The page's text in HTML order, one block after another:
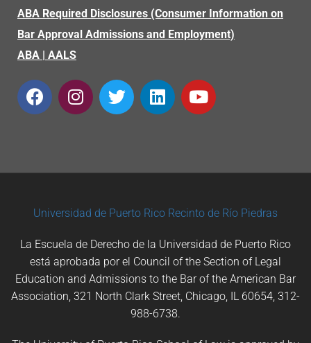
ABA Required Disclosures (Consumer Information on
Bar Approval Admissions and Employment)
ABA | AALS
Universidad de Puerto Rico Recinto de Río Piedras
La Escuela de Derecho de la Universidad de Puerto Rico
está aprobada por el Council of the Section of Legal
Education and Admissions to the Bar of the American Bar
Association, 321 North Clark Street, Chicago, IL 60654, 312-
988-6738.